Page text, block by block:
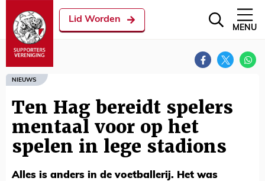
Lid Worden
MENU
NIEUWS
Ten Hag bereidt spelers
mentaal voor op het
spelen in lege stadions
Alles is anders in de voetballerij. Het was